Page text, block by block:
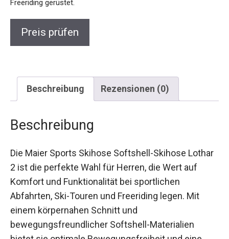
Beschreibung Rezensionen (0)
Beschreibung
Lothar 2 ist die perfekte Wahl für Herren, die Wert
auf Komfort und Funktionalität bei sportlichen
Abfahrten, Ski-Touren und Freeriding legen. Mit
einem körpernahen Schnitt und
bewegungsfreundlicher Softshell-Materialien
bietet sie optimale Bewegungsfreiheit und eine